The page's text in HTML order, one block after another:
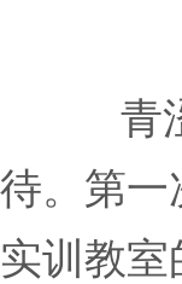
青
待。第一
实训教室